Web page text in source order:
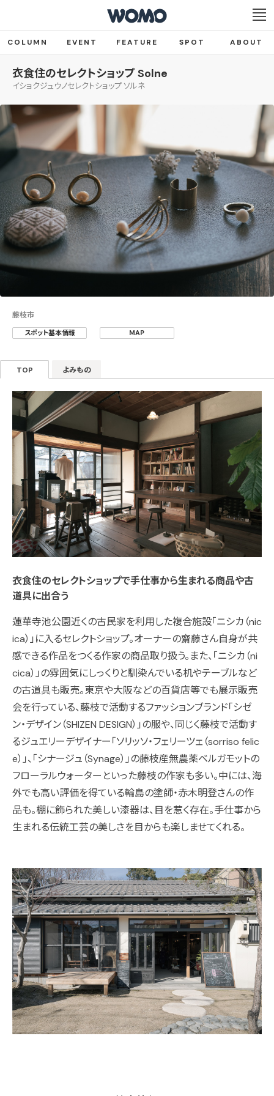
COLUMN EVENT FEATURE SPOT ABOUT
衣食住のセレクトショップ Solne
イショクジュウノセレクトショップ ソルネ
藤枝市
スポット基本情報 MAP
TOP よみもの
衣食住のセレクトショップで手仕事から生まれる商品や古
道具に出合う
蓮華寺池公園近くの古民家を利用した複合施設「ニシカ（nic
ica）」に入るセレクトショップ。オーナーの齋藤さん自身が共
感できる作品をつくる作家の商品取り扱う。また、「ニシカ（ni
cica）」の雰囲気にしっくりと馴染んでいる机やテーブルなど
の古道具も販売。東京や大阪などの百貨店等でも展示販売
会を行っている、藤枝で活動するファッションブランド「シゼ
ン・デザイン（SHIZEN DESIGN）」の服や、同じく藤枝で活動す
るジュエリーデザイナー「ソリッソ・フェリーツェ（sorriso felic
e）」、「シナージュ（Synage）」の藤枝産無農薬ベルガモットの
フローラルウォーターといった藤枝の作家も多い。中には、海
外でも高い評価を得ている輪島の塗師・赤木明登さんの作
品も。棚に飾られた美しい漆器は、目を惹く存在。手仕事から
生まれる伝統工芸の美しさを目からも楽しませてくれる。